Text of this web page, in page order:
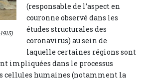
(responsable de l’aspect en
couronne observé dans les
études structurales des
coronavirus) au sein de
laquelle certaines régions sont
impliquées dans le processus
cellules humaines (notamment la